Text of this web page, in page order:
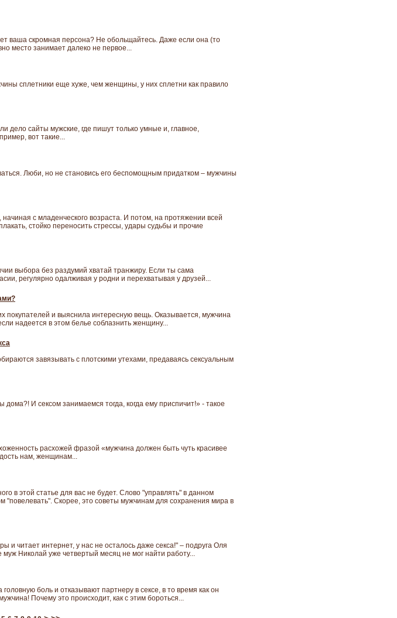
ваша скромная персона? Не обольщайтесь. Даже если она (то
место занимает далеко не первое...
сплетники еще хуже, чем женщины, у них сплетни как правило
дело сайты мужские, где пишут только умные и, главное,
вот такие...
Люби, но не становись его беспомощным придатком – мужчины
с младенческого возраста. И потом, на протяжении всей
стойко переносить стрессы, удары судьбы и прочие
выбора без раздумий хватай транжиру. Если ты сама
регулярно одалживая у родни и перехватывая у друзей...
покупателей и выяснила интересную вещь. Оказывается, мужчина
надеется в этом белье соблазнить женщину...
завязывать с плотскими утехами, предаваясь сексуальным
И сексом занимаемся тогда, когда ему приспичит!» - такое
расхожей фразой «мужчина должен быть чуть красивее
нам, женщинам...
в этой статье для вас не будет. Слово "управлять" в данном
"повелевать". Скорее, это советы мужчинам для сохранения мира в
и читает интернет, у нас не осталось даже секса!" – подруга Оля
Николай уже четвертый месяц не мог найти работу...
боль и отказывают партнеру в сексе, в то время как он
Почему это происходит, как с этим бороться...